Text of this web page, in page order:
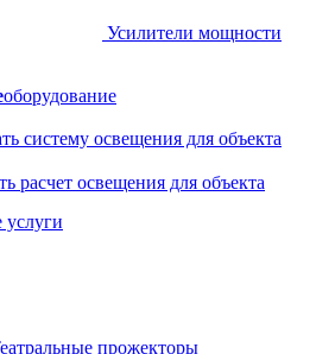
Усилители мощности
оборудование
систему освещения для объекта
расчет освещения для объекта
услуги
прожекторы